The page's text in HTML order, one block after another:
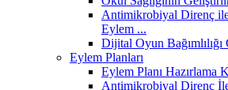
Antimikrobiyal Direnç
Eylem ...
Dijital Oyun Bağımlılığı
Eylem Planları
Eylem Planı Hazırlama
Antimikrobiyal Direnç